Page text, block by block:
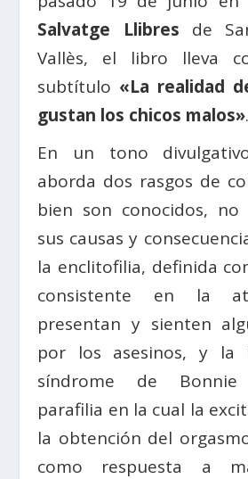
Salvatge Llibres de
Vallès, el libro lleva
subtítulo «La realidad
gustan los chicos malos».
En un tono
aborda dos rasgos de
bien son conocidos,
sus causas y
la enclitofilia, definida
consistente en la
presentan y sienten
por los asesinos, y la
síndrome de
parafilia en la cual la
la obtención del
como respuesta a